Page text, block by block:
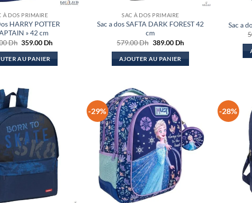
À DOS PRIMAIRE
HARRY POTTER
» 42 cm
Dh Le
initial
était :
359.00 DhLe
AU PANIER
SAC À DOS PRIMAIRE
Sac a dos SAFTA DARK FOREST 42
cm
579.00Dh Le
initial
était :
389.00 DhLe
AJOUTER AU PANIER
Sac a
-29% -28%